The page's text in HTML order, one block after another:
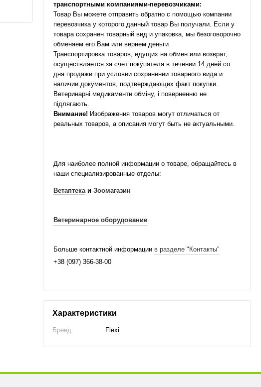
транспортными компаниями-перевозчиками:
Товар Вы можете отправить обратно с помощью компании
перевозчика у которого данный товар Вы получали. Если у
товара сохранен товарный вид и упаковка, мы безоговорочно
обменяем его Вам или вернем деньги.
Транспортировка товаров, едущих на обмен или возврат,
осуществляется за счет покупателя в течении 14 дней со
дня продажи при условии сохранении товарного вида и
наличии документов, подтверждающих факт покупки.
Ветеринарні медикаменти обміну, і поверненню не
підлягають.
Внимание! Изображения товаров могут отличаться от
реальных товаров, а описания могут быть не актуальными.
Для наиболее полной информации о товаре, обращайтесь в
наши специализированные отделы:
Ветаптекаи Зоомагазин
Ветеринарное оборудование
Больше контактной информации в разделе "Контакты"
+38 (097) 366-38-00
Характеристики
Бренд Flexi